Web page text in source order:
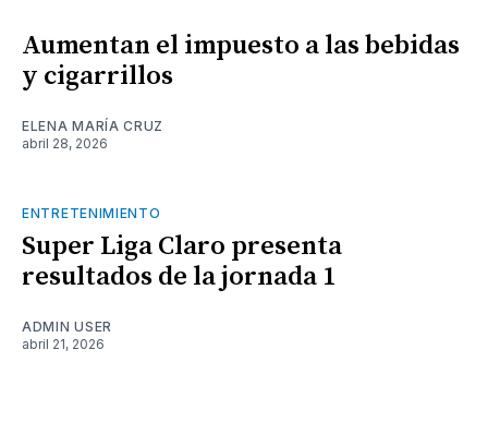
Aumentan el impuesto a las bebidas
y cigarrillos
ELENA MARÍA CRUZ
abril 28, 2026
ENTRETENIMIENTO
Super Liga Claro presenta
resultados de la jornada 1
ADMIN USER
abril 21, 2026